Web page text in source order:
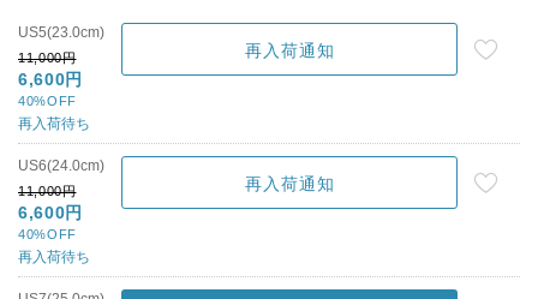
US5(23.0cm)
11,000円
6,600円
40%OFF
再入荷待ち
再入荷通知
US6(24.0cm)
11,000円
6,600円
40%OFF
再入荷待ち
再入荷通知